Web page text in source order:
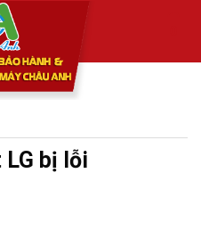
bị lỗi